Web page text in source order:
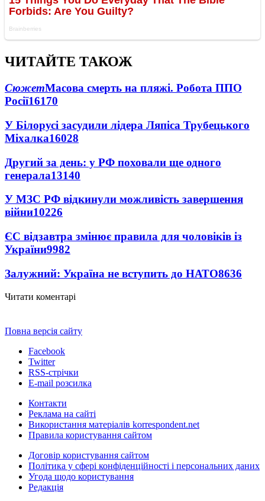
ЧИТАЙТЕ ТАКОЖ
СюжетМасова смерть на пляжі. Робота ППО
Росії16170
У Білорусі засудили лідера Ляпіса Трубецького
Міхалка16028
Другий за день: у РФ поховали ще одного
генерала13140
У МЗС РФ відкинули можливість завершення
війни10226
ЄС відзавтра змінює правила для чоловіків із
України9982
Залужний: Україна не вступить до НАТО8636
Читати коментарі
Повна версія сайту
Facebook
Twitter
RSS-стрічки
E-mail розсилка
Контакти
Реклама на сайті
Використання матеріалів korrespondent.net
Правила користування сайтом
Договір користування сайтом
Політика у сфері конфіденційності і персональних даних
Угода щодо користування
Редакція